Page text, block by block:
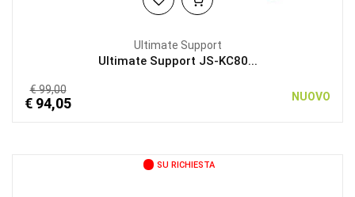
Ultimate Support
Ultimate Support JS-KC80...
€ 99,00
€ 94,05 NUOVO
SU RICHIESTA